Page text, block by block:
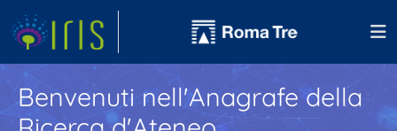
Benvenuti nell'Anagrafe della